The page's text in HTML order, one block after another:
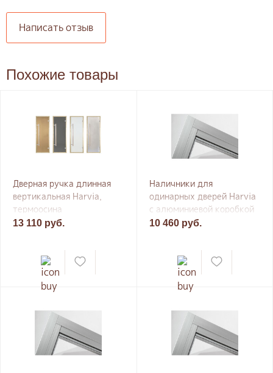
Написать отзыв
Похожие товары
Дверная ручка длинная
вертикальная Harvia,
термоосина
13 110 руб.
Наличники для
одинарных дверей Harvia
с алюминиевой коробкой
7×19-21
10 460 руб.